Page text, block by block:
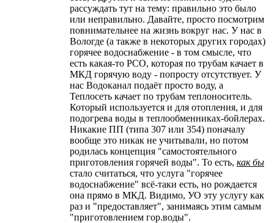
рассуждать тут на тему: правильно это было
или неправильно. Давайте, просто посмотрим
повнимательнее на жизнь вокруг нас. У нас в
Вологде (а также в некоторых других городах)
горячее водоснабжение - в том смысле, что
есть какая-то РСО, которая по трубам качает в
МКД горячую воду - попросту отсутствует. У
нас Водоканал подаёт просто воду, а
Теплосеть качает по трубам теплоноситель.
Который используется и для отопления, и для
подогрева воды в теплообменниках-бойлерах.
Никакие ПП (типа 307 или 354) поначалу
вообще это никак не учитывали, но потом
родилась концепция "самостоятельного
приготовления горячей воды". То есть, как бы
стало считаться, что услуга "горячее
водоснабжение" всё-таки есть, но рождается
она прямо в МКД. Видимо, УО эту услугу как
раз и "предоставляет", занимаясь этим самым
"приготовлением гор.воды".